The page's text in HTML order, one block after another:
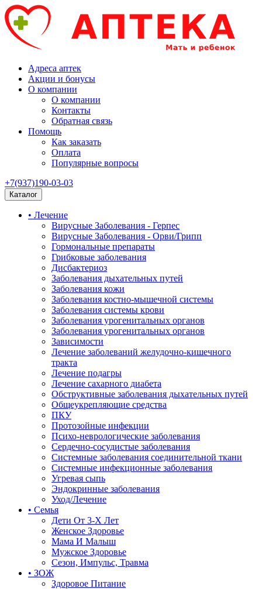
Адреса аптек
Акции и бонусы
О компании
О компании
Контакты
Обратная связь
Помощь
Как заказать
Оплата
Популярные вопросы
+7(937)190-03-03
Каталог
• Лечение
Вирусные Заболевания - Герпес
Вирусные Заболевания - Орви/Грипп
Гормональные препараты
Грибковые заболевания
Дисбактериоз
Заболевания дыхательных путей
Заболевания кожи
Заболевания костно-мышечной системы
Заболевания системы крови
Заболевания урогенитальных органов
Заболевания урогенитальных органов
Зависимости
Лечение заболеваний желудочно-кишечного
тракта
Лечение подагры
Лечение сахарного диабета
Обструктивные заболевания дыхательных путей
Общеукрепляющие средства
ПКУ
Протозойные инфекции
Психо-неврологические заболевания
Сердечно-сосудистые заболевания
Системные заболевания соединительной ткани
Системные инфекционные заболевания
Угревая сыпь
Эндокринные заболевания
Уход/Лечение
• Семья
Дети От 3-Х Лет
Женское Здоровье
Мама И Малыш
Мужское Здоровье
Сезон, Импульс, Травма
• ЗОЖ
Здоровое Питание